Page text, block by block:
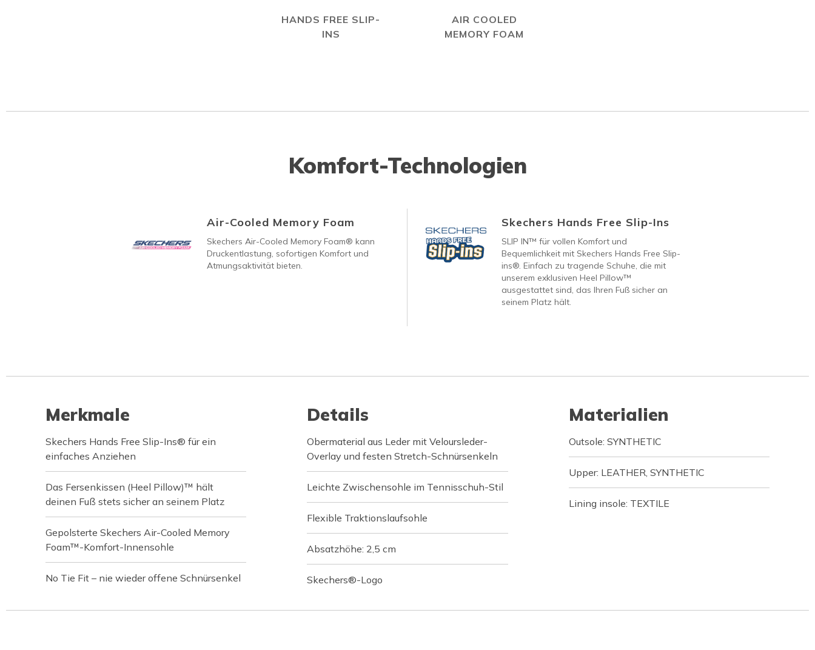
HANDS FREE SLIP-
INS
AIR COOLED
MEMORY FOAM
Komfort-Technologien
Air-Cooled Memory Foam
Skechers Air-Cooled Memory Foam® kann
Druckentlastung, sofortigen Komfort und
Atmungsaktivität bieten.
Skechers Hands Free Slip-Ins
SLIP IN™ für vollen Komfort und
Bequemlichkeit mit Skechers Hands Free Slip-
ins®. Einfach zu tragende Schuhe, die mit
unserem exklusiven Heel Pillow™
ausgestattet sind, das Ihren Fuß sicher an
seinem Platz hält.
Merkmale
Skechers Hands Free Slip-Ins® für ein
einfaches Anziehen
Das Fersenkissen (Heel Pillow)™ hält
deinen Fuß stets sicher an seinem Platz
Gepolsterte Skechers Air-Cooled Memory
Foam™-Komfort-Innensohle
No Tie Fit – nie wieder offene Schnürsenkel
Details
Obermaterial aus Leder mit Veloursleder-
Overlay und festen Stretch-Schnürsenkeln
Leichte Zwischensohle im Tennisschuh-Stil
Flexible Traktionslaufsohle
Absatzhöhe: 2,5 cm
Skechers®-Logo
Materialien
Outsole: SYNTHETIC
Upper: LEATHER, SYNTHETIC
Lining insole: TEXTILE